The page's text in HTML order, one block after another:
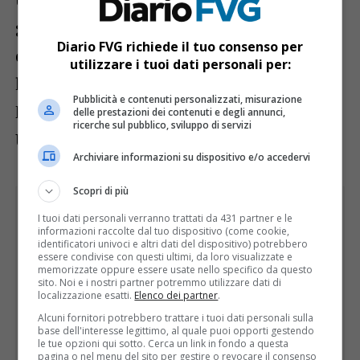
geometria. A conquistare il primo posto
della classifica udinese è stato dunque
l’Isis Magrini Marchetti di Gemona del
Friuli, seguito dal Liceo Copernico di
Udine e dal Liceo Grigoletti di Pordenone.
Diario FVG richiede il tuo consenso per
utilizzare i tuoi dati personali per:
Pubblicità e contenuti personalizzati, misurazione
delle prestazioni dei contenuti e degli annunci,
ricerche sul pubblico, sviluppo di servizi
Archiviare informazioni su dispositivo e/o accedervi
Scopri di più
I tuoi dati personali verranno trattati da 431 partner e le
informazioni raccolte dal tuo dispositivo (come cookie,
identificatori univoci e altri dati del dispositivo) potrebbero
essere condivise con questi ultimi, da loro visualizzate e
memorizzate oppure essere usate nello specifico da questo
sito. Noi e i nostri partner potremmo utilizzare dati di
localizzazione esatti. Elenco dei partner.
Alcuni fornitori potrebbero trattare i tuoi dati personali sulla
base dell'interesse legittimo, al quale puoi opporti gestendo
le tue opzioni qui sotto. Cerca un link in fondo a questa
pagina o nel menu del sito per gestire o revocare il consenso